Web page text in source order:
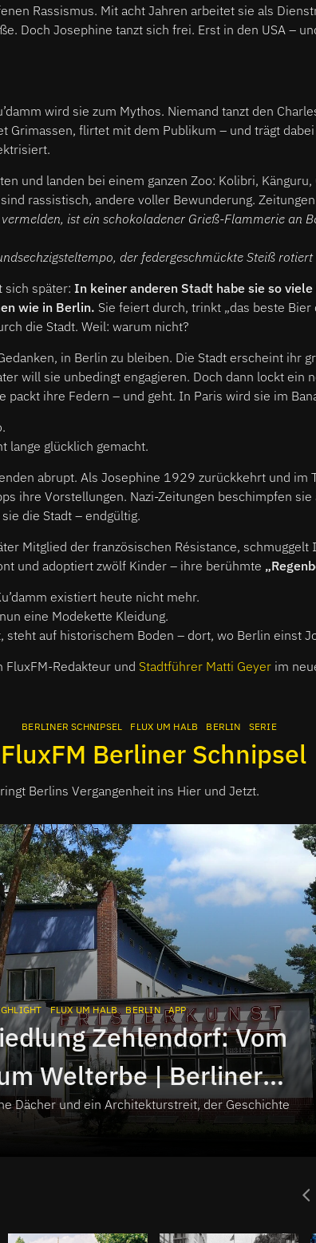
Rassismus. Mit acht Jahren arbeitet sie als
Doch Josephine tanzt sich frei. Erst in den USA –
wird sie zum Mythos. Niemand tanzt den
Grimassen, flirtet mit dem Publikum – und trägt
und landen bei einem ganzen Zoo: Kolibri, Känguru,
rassistisch, andere voller Bewunderung.
ist ein schokoladener Grieß-Flammerie an
der federgeschmückte Steiß rotiert
sich später: In keiner anderen Stadt habe sie so
wie in Berlin. Sie feiert durch, trinkt „das beste Bier
die Stadt. Weil: warum nicht?
in Berlin zu bleiben. Die Stadt erscheint ihr
will sie unbedingt engagieren. Doch dann lockt ein
packt ihre Federn – und geht. In Paris wird sie im
lange glücklich gemacht.
abrupt. Als Josephine 1929 zurückkehrt und im
ihre Vorstellungen. Nazi-Zeitungen beschimpfen sie
die Stadt – endgültig.
Mitglied der französischen Résistance,
und adoptiert zwölf Kinder – ihre berühmte
existiert heute nicht mehr.
eine Modekette Kleidung.
steht auf historischem Boden – dort, wo Berlin einst
FluxFM-Redakteur und Stadtführer Matti Geyer im
BERLINER SCHNIPSEL FLUX UM HALB BERLIN SERIE
FluxFM Berliner Schnipsel
Berlins Vergangenheit ins Hier und Jetzt.
FLUX UM HALB BERLIN APP
Zehlendorf: Vom
Welterbe | Berliner
Dächer und ein Architekturstreit, der Geschichte